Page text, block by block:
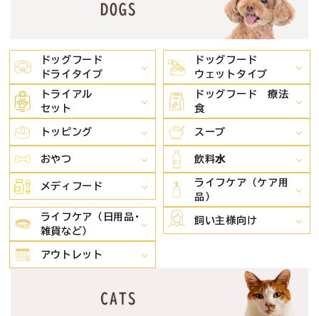
ドッグフード
ドライタイプ
ドッグフード
ウェットタイプ
トライアル
セット
ドッグフード 療法
食
トッピング スープ
おやつ 飲料⽔
メディフード
ライフケア（ケア用
品）
ライフケア（日用品･
雑貨など）
飼い主様向け
アウトレット